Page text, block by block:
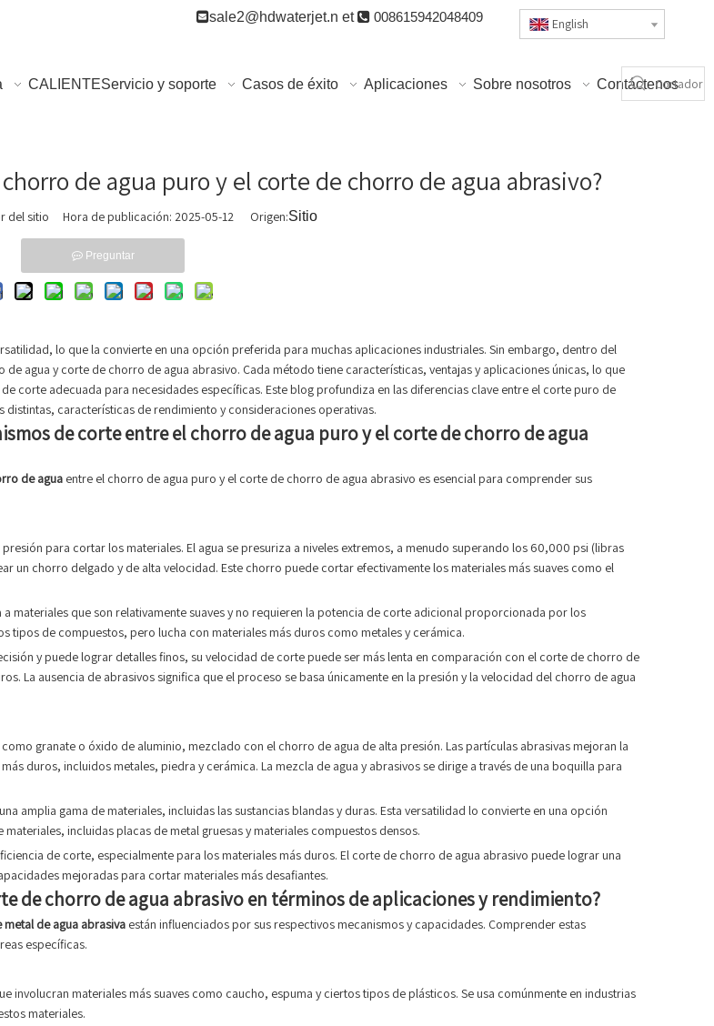
sale2@hdwaterjet.n et 008615942048409 English
CALIENTEServicio y soporte Casos de éxito Aplicaciones Sobre nosotros Contáctenos
de agua puro y el corte de chorro de agua abrasivo?
del sitio Hora de publicación: 2025-05-12 Origen:Sitio
Preguntar
lo que la convierte en una opción preferida para muchas aplicaciones industriales. Sin embargo, dentro del
agua y corte de chorro de agua abrasivo. Cada método tiene características, ventajas y aplicaciones únicas, lo que
corte adecuada para necesidades específicas. Este blog profundiza en las diferencias clave entre el corte puro de
características de rendimiento y consideraciones operativas.
de corte entre el chorro de agua puro y el corte de chorro de agua
de agua entre el chorro de agua puro y el corte de chorro de agua abrasivo es esencial para comprender sus
para cortar los materiales. El agua se presuriza a niveles extremos, a menudo superando los 60,000 psi (libras
un chorro delgado y de alta velocidad. Este chorro puede cortar efectivamente los materiales más suaves como el
materiales que son relativamente suaves y no requieren la potencia de corte adicional proporcionada por los
tipos de compuestos, pero lucha con materiales más duros como metales y cerámica.
y puede lograr detalles finos, su velocidad de corte puede ser más lenta en comparación con el corte de chorro de
La ausencia de abrasivos significa que el proceso se basa únicamente en la presión y la velocidad del chorro de agua
granate o óxido de aluminio, mezclado con el chorro de agua de alta presión. Las partículas abrasivas mejoran la
duros, incluidos metales, piedra y cerámica. La mezcla de agua y abrasivos se dirige a través de una boquilla para
amplia gama de materiales, incluidas las sustancias blandas y duras. Esta versatilidad lo convierte en una opción
incluidas placas de metal gruesas y materiales compuestos densos.
de corte, especialmente para los materiales más duros. El corte de chorro de agua abrasivo puede lograr una
mejoradas para cortar materiales más desafiantes.
de chorro de agua abrasivo en términos de aplicaciones y rendimiento?
de agua abrasiva están influenciados por sus respectivos mecanismos y capacidades. Comprender estas
específicas.
materiales más suaves como caucho, espuma y ciertos tipos de plásticos. Se usa comúnmente en industrias
materiales.